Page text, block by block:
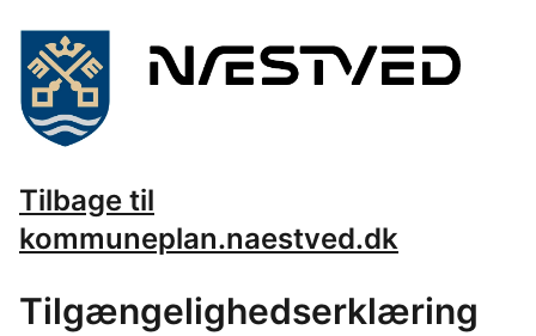
Tilbage til
kommuneplan.naestved.dk
Tilgængelighedserklæring